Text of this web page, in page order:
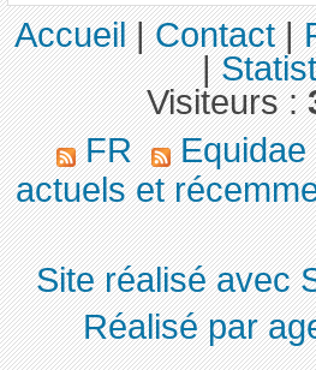
Accueil|Contact|
|
Visiteurs :
FR
Equidae
actuels et
Site réalisé avec
Réalisé par